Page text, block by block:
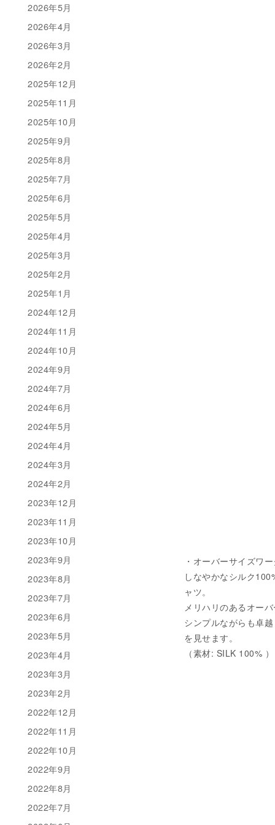
・オーバーサイズワ
しなやかなシルク
ャツ。
メリハリのあるオー
シンプルながらも卓
を見せます。
（素材: SILK 100% ）
2026年5月
2026年4月
2026年3月
2026年2月
2025年12月
2025年11月
2025年10月
2025年9月
2025年8月
2025年7月
2025年6月
2025年5月
2025年4月
2025年3月
2025年2月
2025年1月
2024年12月
2024年11月
2024年10月
2024年9月
2024年7月
2024年6月
2024年5月
2024年4月
2024年3月
2024年2月
2023年12月
2023年11月
2023年10月
2023年9月
2023年8月
2023年7月
2023年6月
2023年5月
2023年4月
2023年3月
2023年2月
2022年12月
2022年11月
2022年10月
2022年9月
2022年8月
2022年7月